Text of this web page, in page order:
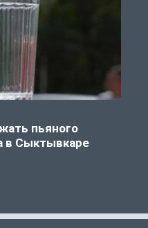
пьяного
в Сыктывкаре